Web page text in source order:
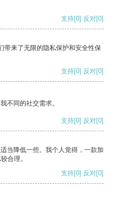
支持[0] 反对[0]
带来了无限的隐私保护和安全性保
支持[0] 反对[0]
不同的社交需求。
支持[0] 反对[0]
当降低一些。我个人觉得，一款加
合理。
支持[0] 反对[0]